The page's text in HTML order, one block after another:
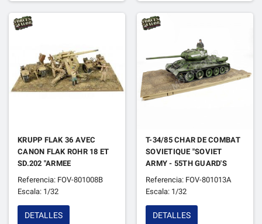
KRUPP FLAK 36 AVEC
CANON FLAK ROHR 18 ET
SD.202 "ARMEE
ALLEMANDE -
AFRIKAKORPS" BAT. D'EL
1942
Referencia: FOV-801008B
Escala: 1/32
DETALLES
T-34/85 CHAR DE COMBAT
SOVIETIQUE "SOVIET
ARMY - 55TH GUARD'S
BRIGADE - 7TH GUARD
CORP" BERLIN
Referencia: FOV-801013A
Escala: 1/32
DETALLES